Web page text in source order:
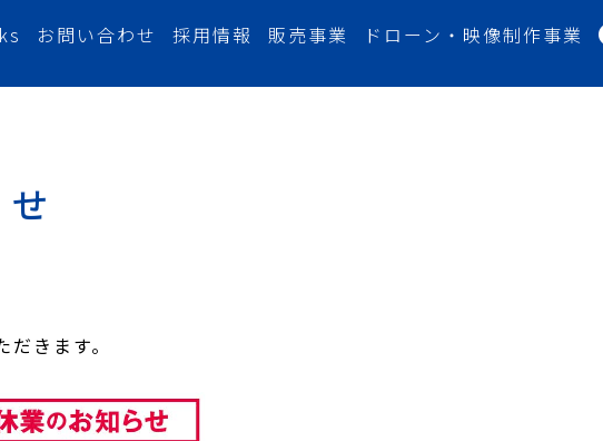
お問い合わせ 採用情報 販売事業 ドローン・映像制作事業
きます。